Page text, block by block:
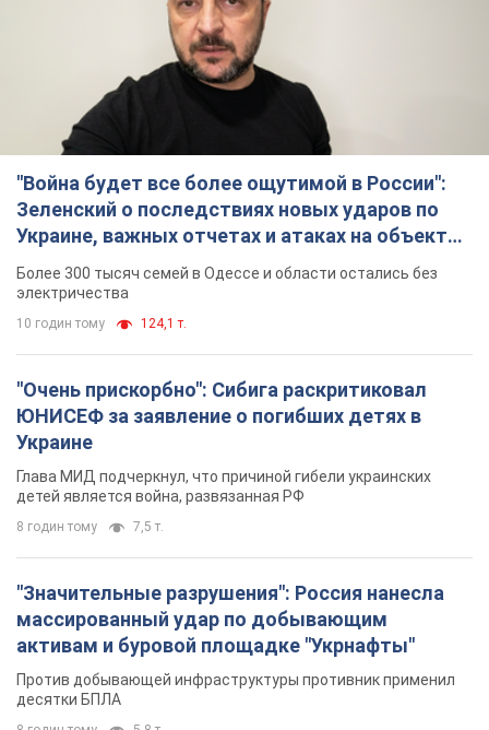
"Война будет все более ощутимой в России":
Зеленский о последствиях новых ударов по
Украине, важных отчетах и атаках на объекты
противника. Видео
Более 300 тысяч семей в Одессе и области остались без
электричества
10 годин тому 124,1 т.
"Очень прискорбно": Сибига раскритиковал
ЮНИСЕФ за заявление о погибших детях в
Украине
Глава МИД подчеркнул, что причиной гибели украинских
детей является война, развязанная РФ
8 годин тому 7,5 т.
"Значительные разрушения": Россия нанесла
массированный удар по добывающим
активам и буровой площадке "Укрнафты"
Против добывающей инфраструктуры противник применил
десятки БПЛА